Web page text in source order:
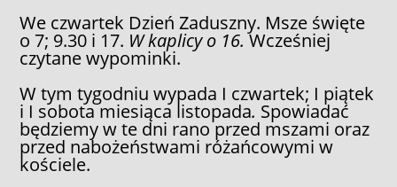
We czwartek Dzień Zaduszny. Msze święte
o 7; 9.30 i 17. W kaplicy o 16.Wcześniej
czytane wypominki.
W tym tygodniu wypada I czwartek; I piątek
i I sobota miesiąca listopada. Spowiadać
będziemy w te dni rano przed mszami oraz
przed nabożeństwami różańcowymi w
kościele.